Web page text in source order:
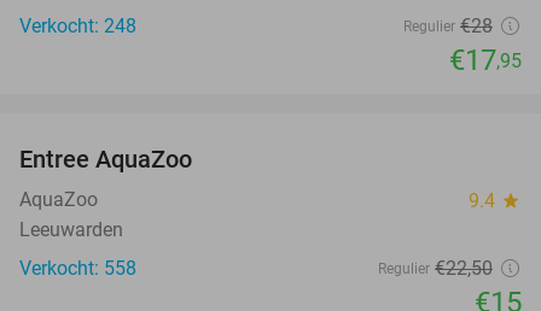
Verkocht: 248
Regulier €28
€17,95
Entree AquaZoo
AquaZoo 9.4 star
Leeuwarden
Verkocht: 558
Regulier €22,50
€15